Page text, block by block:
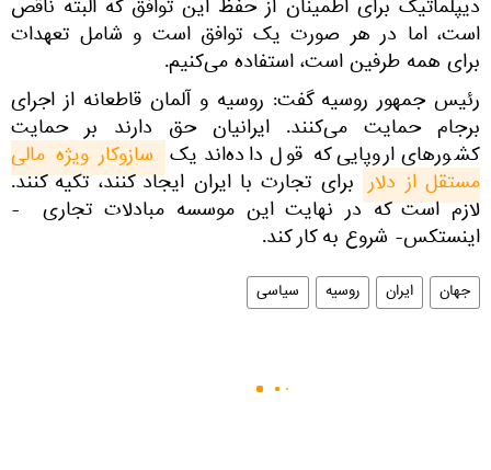
دیپلماتیک برای اطمینان از حفظ این توافق که البته ناقص
است، اما در هر صورت یک توافق است و شامل تعهدات
برای همه طرفین است، استفاده می‌کنیم.
رئیس جمهور روسیه گفت: روسیه و آلمان قاطعانه از اجرای
برجام حمایت می‌کنند. ایرانیان حق دارند بر حمایت
کشورهای اروپایی که قول داده‌اند یک
مستقل از دلار برای تجارت با ایران ایجاد کنند، تکیه کنند.
لازم است که در نهایت این موسسه مبادلات تجاری -
اینستکس- شروع به کار کند.
جهان ایران روسیه سیاسی